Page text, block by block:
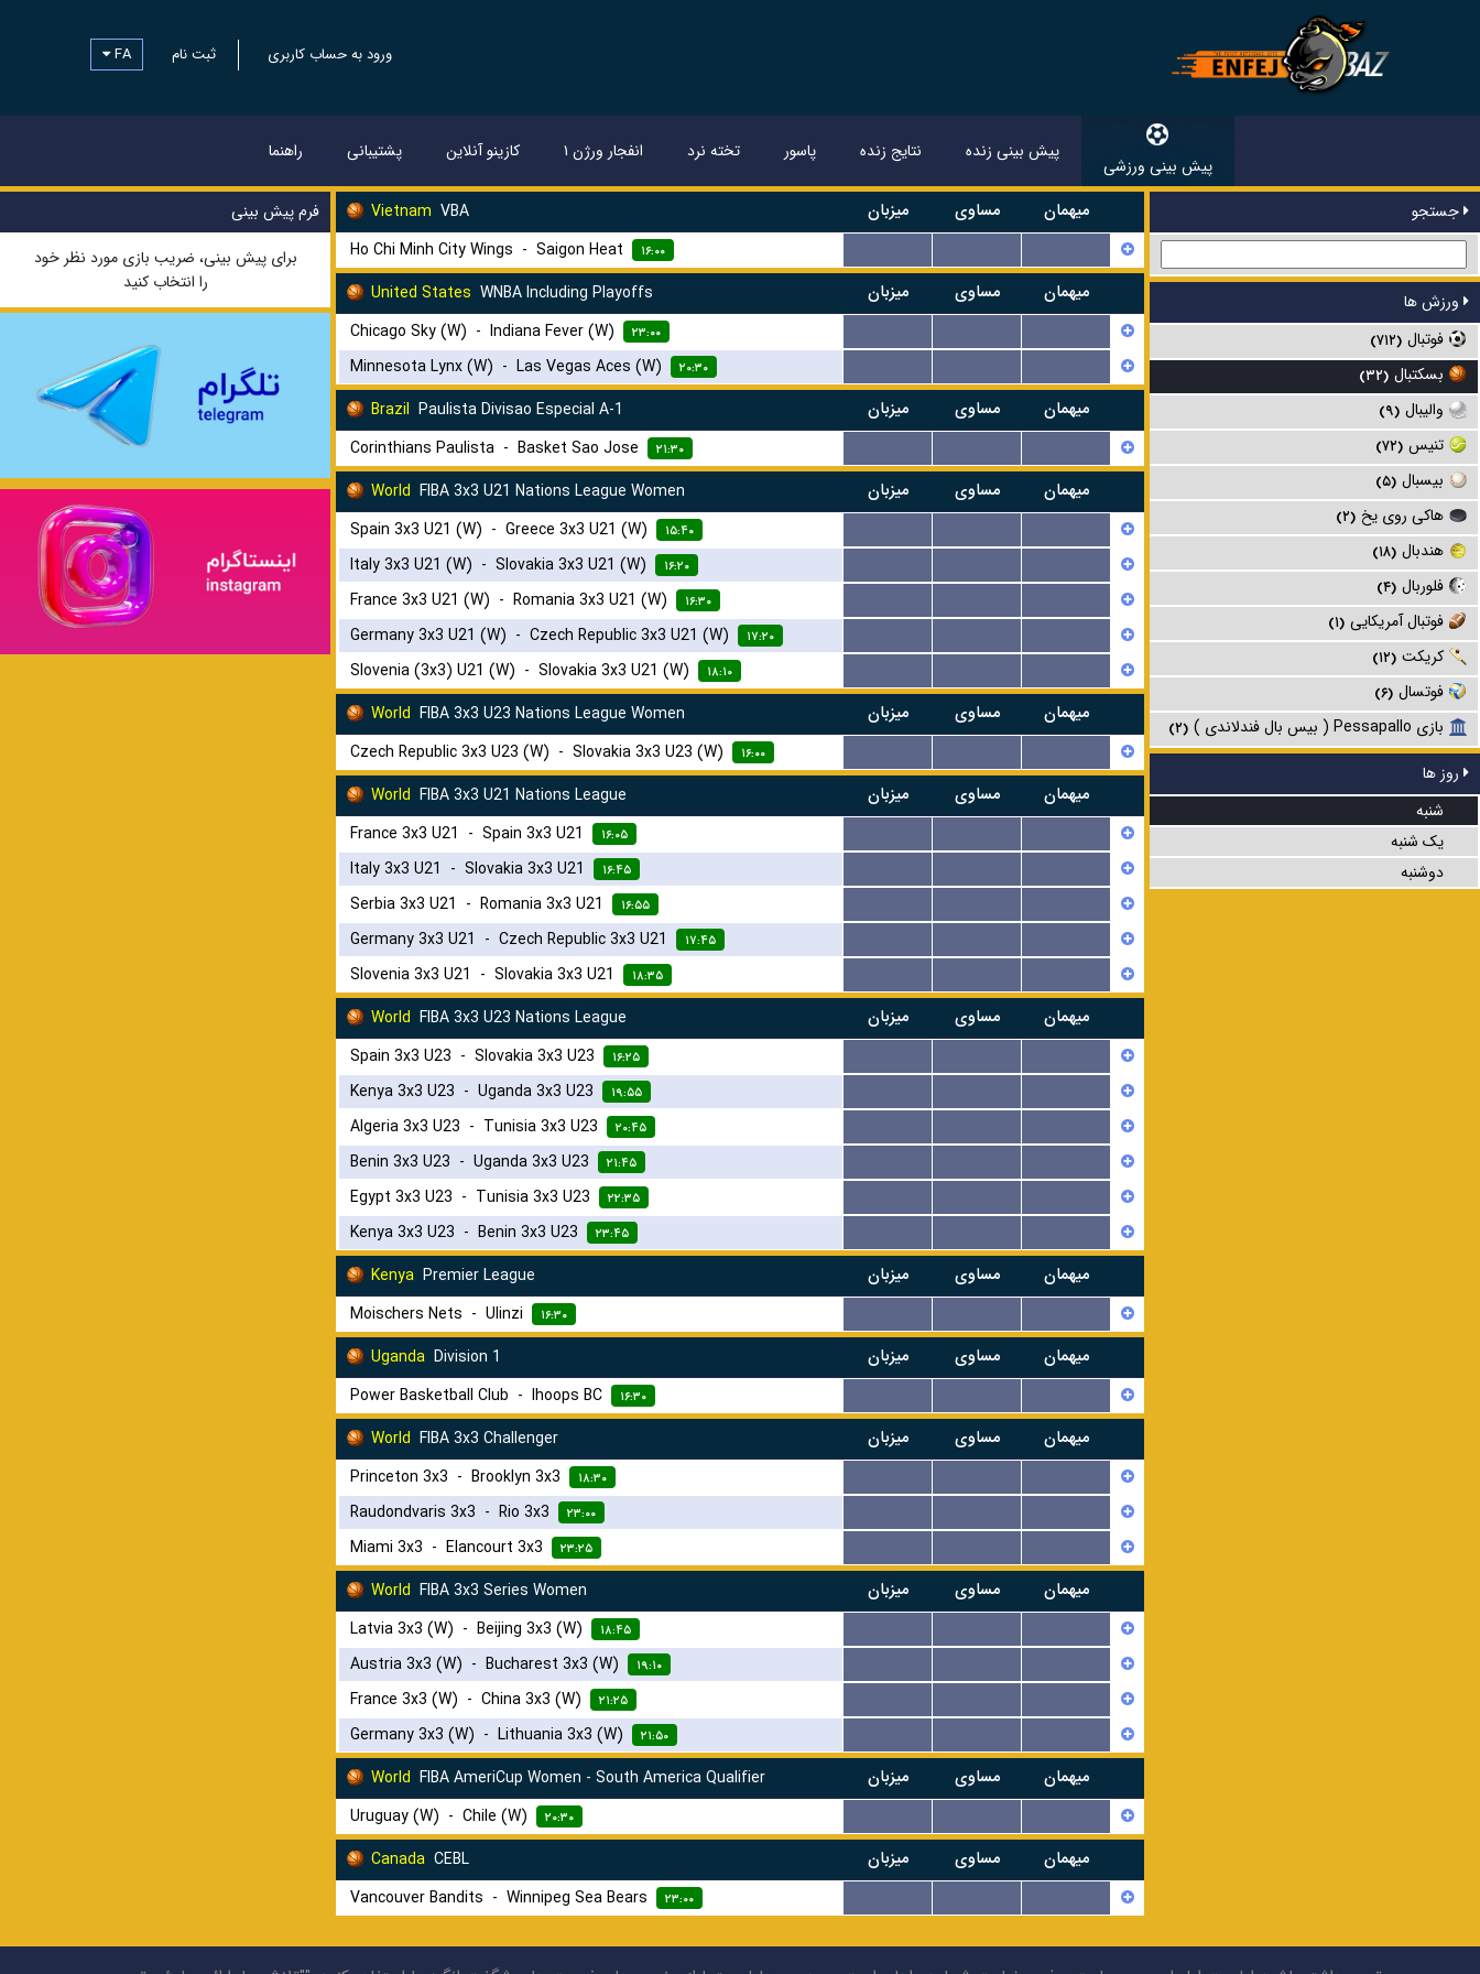
ورود به حساب کاربری ثبت نام FA
پیش بینی ورزشی
پیش بینی زنده نتایج زنده پاسور تخته نرد انفجار ورژن ۱ کازینو آنلاین پشتیبانی راهنما
جستجو
ورزش ها
فوتبال (۷۱۲)
بسکتبال (۳۲)
والیبال (۹)
تنیس (۷۲)
بیسبال (۵)
هاکی روی یخ (۲)
هندبال (۱۸)
فلوربال (۴)
فوتبال آمریکایی (۱)
کریکت (۱۲)
فوتسال (۶)
بازی Pessapallo ( بیس بال فندلاندی ) (۲)
روز ها
شنبه
یک شنبه
دوشنبه
Vietnam VBA میزبان مساوی
میهمان
Ho Chi Minh City Wings - Saigon Heat ۱۶:۰۰
United States WNBA Including Playoffs میزبان مساوی
میهمان
Chicago Sky (W) - Indiana Fever (W) ۲۳:۰۰
Minnesota Lynx (W) - Las Vegas Aces (W) ۲۰:۳۰
Brazil Paulista Divisao Especial A-1 میزبان مساوی
میهمان
Corinthians Paulista - Basket Sao Jose ۲۱:۳۰
World FIBA 3x3 U21 Nations League Women میزبان مساوی
میهمان
Spain 3x3 U21 (W) - Greece 3x3 U21 (W) ۱۵:۴۰
Italy 3x3 U21 (W) - Slovakia 3x3 U21 (W) ۱۶:۲۰
France 3x3 U21 (W) - Romania 3x3 U21 (W) ۱۶:۳۰
Germany 3x3 U21 (W) - Czech Republic 3x3 U21 (W) ۱۷:۲۰
Slovenia (3x3) U21 (W) - Slovakia 3x3 U21 (W) ۱۸:۱۰
World FIBA 3x3 U23 Nations League Women میزبان مساوی
میهمان
Czech Republic 3x3 U23 (W) - Slovakia 3x3 U23 (W) ۱۶:۰۰
World FIBA 3x3 U21 Nations League میزبان مساوی
میهمان
France 3x3 U21 - Spain 3x3 U21 ۱۶:۰۵
Italy 3x3 U21 - Slovakia 3x3 U21 ۱۶:۴۵
Serbia 3x3 U21 - Romania 3x3 U21 ۱۶:۵۵
Germany 3x3 U21 - Czech Republic 3x3 U21 ۱۷:۴۵
Slovenia 3x3 U21 - Slovakia 3x3 U21 ۱۸:۳۵
World FIBA 3x3 U23 Nations League میزبان مساوی
میهمان
Spain 3x3 U23 - Slovakia 3x3 U23 ۱۶:۲۵
Kenya 3x3 U23 - Uganda 3x3 U23 ۱۹:۵۵
Algeria 3x3 U23 - Tunisia 3x3 U23 ۲۰:۴۵
Benin 3x3 U23 - Uganda 3x3 U23 ۲۱:۴۵
Egypt 3x3 U23 - Tunisia 3x3 U23 ۲۲:۳۵
Kenya 3x3 U23 - Benin 3x3 U23 ۲۳:۴۵
Kenya Premier League میزبان مساوی
میهمان
Moischers Nets - Ulinzi ۱۶:۳۰
Uganda Division 1 میزبان مساوی
میهمان
Power Basketball Club - Ihoops BC ۱۶:۳۰
World FIBA 3x3 Challenger میزبان مساوی
میهمان
Princeton 3x3 - Brooklyn 3x3 ۱۸:۳۰
Raudondvaris 3x3 - Rio 3x3 ۲۳:۰۰
Miami 3x3 - Elancourt 3x3 ۲۳:۲۵
World FIBA 3x3 Series Women میزبان مساوی
میهمان
Latvia 3x3 (W) - Beijing 3x3 (W) ۱۸:۴۵
Austria 3x3 (W) - Bucharest 3x3 (W) ۱۹:۱۰
France 3x3 (W) - China 3x3 (W) ۲۱:۲۵
Germany 3x3 (W) - Lithuania 3x3 (W) ۲۱:۵۰
World FIBA AmeriCup Women - South America Qualifier میزبان مساوی
میهمان
Uruguay (W) - Chile (W) ۲۰:۳۰
Canada CEBL میزبان مساوی
میهمان
Vancouver Bandits - Winnipeg Sea Bears ۲۳:۰۰
فرم پیش بینی
برای پیش بینی، ضریب بازی مورد نظر خود
را انتخاب کنید